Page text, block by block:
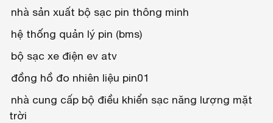
nhà sản xuất bộ sạc pin thông minh
hệ thống quản lý pin (bms)
bộ sạc xe điện ev atv
đồng hồ đo nhiên liệu pin01
nhà cung cấp bộ điều khiển sạc năng lượng mặt
trời